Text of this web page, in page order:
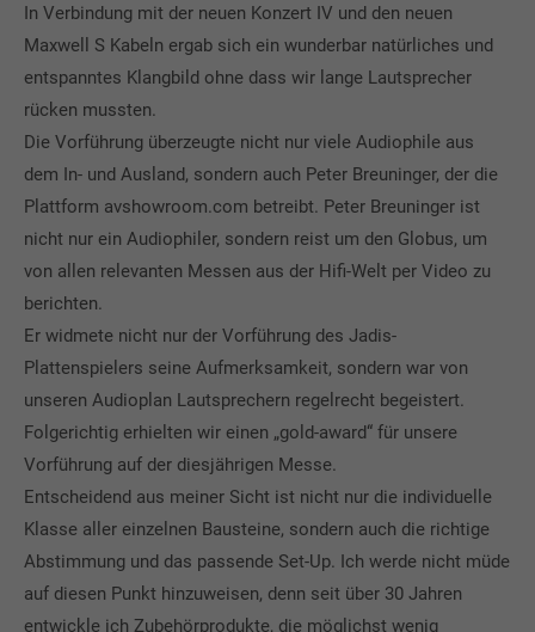
In Verbindung mit der neuen Konzert IV und den neuen
Maxwell S Kabeln ergab sich ein wunderbar natürliches und
entspanntes Klangbild ohne dass wir lange Lautsprecher
rücken mussten.
Die Vorführung überzeugte nicht nur viele Audiophile aus
dem In- und Ausland, sondern auch Peter Breuninger, der die
Plattform avshowroom.com betreibt. Peter Breuninger ist
nicht nur ein Audiophiler, sondern reist um den Globus, um
von allen relevanten Messen aus der Hifi-Welt per Video zu
berichten.
Er widmete nicht nur der Vorführung des Jadis-
Plattenspielers seine Aufmerksamkeit, sondern war von
unseren Audioplan Lautsprechern regelrecht begeistert.
Folgerichtig erhielten wir einen „gold-award“ für unsere
Vorführung auf der diesjährigen Messe.
Entscheidend aus meiner Sicht ist nicht nur die individuelle
Klasse aller einzelnen Bausteine, sondern auch die richtige
Abstimmung und das passende Set-Up. Ich werde nicht müde
auf diesen Punkt hinzuweisen, denn seit über 30 Jahren
entwickle ich Zubehörprodukte, die möglichst wenig